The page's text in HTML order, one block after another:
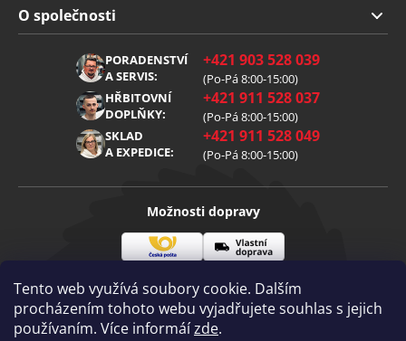
Tento web využívá soubory cookie. Dalším
procházením tohoto webu vyjadřujete souhlas s jejich
používaním. Více informáízde.
Doprava a platba
Obchodní podmínky
Reklamace
Zpracování osobních údajů
O společnosti
PORADENSTVÍ
A SERVIS:
+421 903 528 039
(Po-Pá 8:00-15:00)
HŘBITOVNÍ
DOPLŇKY:
+421 911 528 037
(Po-Pá 8:00-15:00)
SKLAD
A EXPEDICE:
+421 911 528 049
(Po-Pá 8:00-15:00)
Možnosti dopravy
pošta
doprava
Visa Mastercard